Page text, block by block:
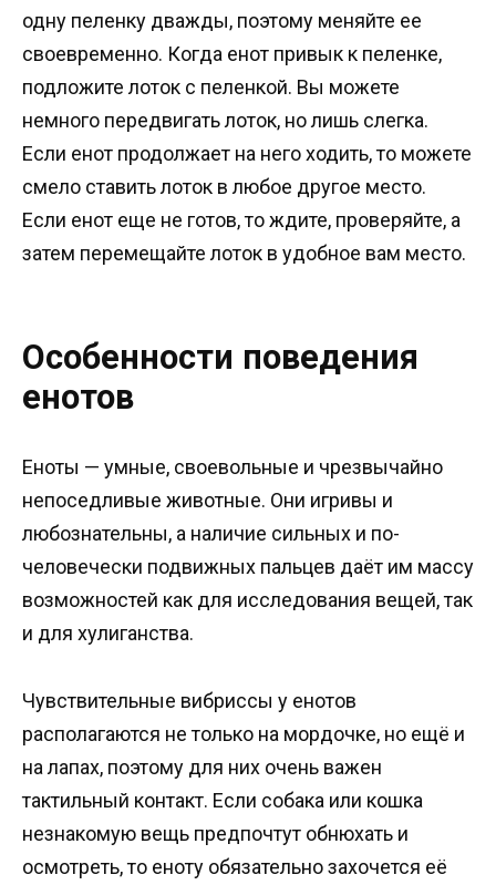
одну пеленку дважды, поэтому меняйте ее
своевременно. Когда енот привык к пеленке,
подложите лоток с пеленкой. Вы можете
немного передвигать лоток, но лишь слегка.
Если енот продолжает на него ходить, то можете
смело ставить лоток в любое другое место.
Если енот еще не готов, то ждите, проверяйте, а
затем перемещайте лоток в удобное вам место.
Особенности поведения
енотов
Еноты — умные, своевольные и чрезвычайно
непоседливые животные. Они игривы и
любознательны, а наличие сильных и по-
человечески подвижных пальцев даёт им массу
возможностей как для исследования вещей, так
и для хулиганства.
Чувствительные вибриссы у енотов
располагаются не только на мордочке, но ещё и
на лапах, поэтому для них очень важен
тактильный контакт. Если собака или кошка
незнакомую вещь предпочтут обнюхать и
осмотреть, то еноту обязательно захочется её